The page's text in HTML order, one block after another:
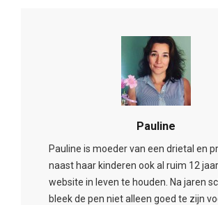
Pauline
Pauline is moeder van een drietal en
naast haar kinderen ook al ruim 12
website in leven te houden. Na jaren
bleek de pen niet alleen goed te zijn